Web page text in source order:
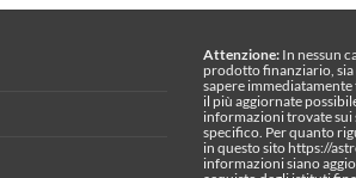
Attenzione: In nessun
prodotto finanziario, sia
sapere
il più aggiornate
informazioni trovate
specifico. Per quanto
in questo sito https://
informazioni siano